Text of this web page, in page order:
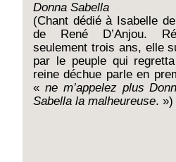
Donna Sabella
(Chant dédié à Isabelle
de René D’Anjou.
seulement trois ans, elle
par le peuple qui
reine déchue parle en
« ne m’appelez plus
Sabella la malheureuse. »)